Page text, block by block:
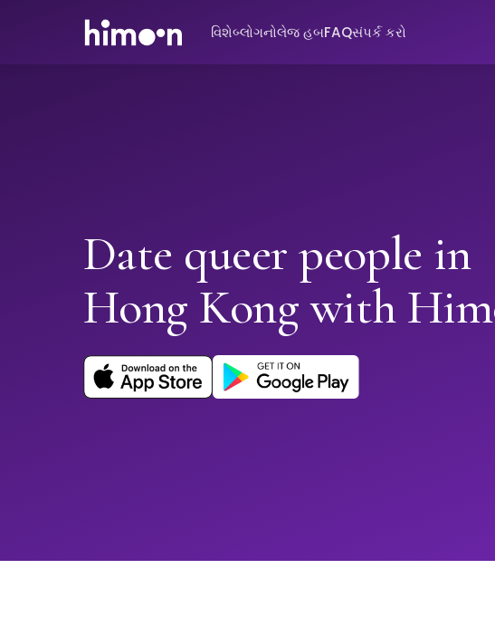
વિશેબ્લોગનોલેજ હબFAQસંપર્ક કરો
Date queer people in
Hong Kong with